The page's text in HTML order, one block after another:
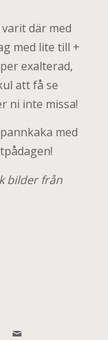
där med
med lite till +
exalterad,
att få se
ni inte missa!
med
bilder från